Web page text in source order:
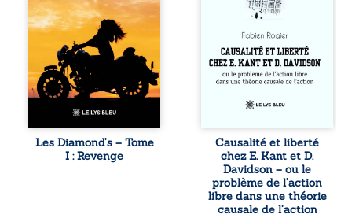
à cette vie, mais
les épreuves ont
forgé une femme
dure, inaccessible
et résolue à ne
jamais dévoiler
ses faiblesses,
jusqu’à ce que le
croise sa route.
Chef d’une famille
de Nomads, Juan
Les Diamond’s – Tome
I : Revenge
entre les pensées
d’Emmanuel Kant
et de Donald
Davidson, cet
essai explore les
liens entre libre
déterminisme
responsabilité. De
la volonté
kantienne au
monisme anomal
de Davidson, il
interroge la
Causalité et liberté
chez E. Kant et D.
Davidson – ou le
problème de l’action
libre dans une théorie
causale de l’action